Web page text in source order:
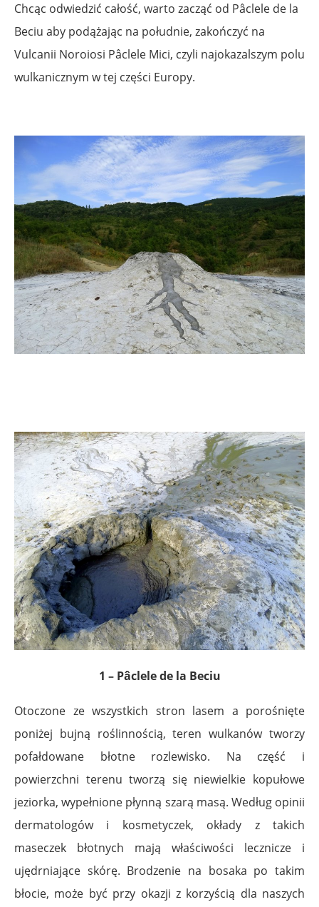
Chcąc odwiedzić całość, warto zacząć od Pâclele de la
Beciu aby podążając na południe, zakończyć na
Vulcanii Noroiosi Pâclele Mici, czyli najokazalszym polu
wulkanicznym w tej części Europy.
1 – Pâclele de la Beciu
Otoczone ze wszystkich stron lasem a porośnięte
poniżej bujną roślinnością, teren wulkanów tworzy
pofałdowane błotne rozlewisko. Na część i
powierzchni terenu tworzą się niewielkie kopułowe
jeziorka, wypełnione płynną szarą masą. Według opinii
dermatologów i kosmetyczek, okłady z takich
maseczek błotnych mają właściwości lecznicze i
ujędrniające skórę. Brodzenie na bosaka po takim
błocie, może być przy okazji z korzyścią dla naszych